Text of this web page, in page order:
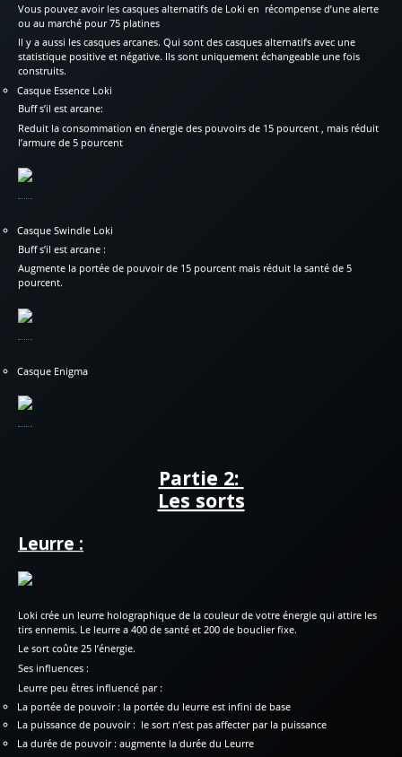
Vous pouvez avoir les casques alternatifs de Loki en récompense d’une alerte
ou au marché pour 75 platines
Il y a aussi les casques arcanes. Qui sont des casques alternatifs avec une
statistique positive et négative. Ils sont uniquement échangeable une fois
construits.
Casque Essence Loki
Buff s’il est arcane:
Reduit la consommation en énergie des pouvoirs de 15 pourcent , mais réduit
l’armure de 5 pourcent
Casque Swindle Loki
Buff s’il est arcane :
Augmente la portée de pouvoir de 15 pourcent mais réduit la santé de 5
pourcent.
Casque Enigma
Partie 2:
Les sorts
Leurre :
Loki crée un leurre holographique de la couleur de votre énergie qui attire les
tirs ennemis. Le leurre a 400 de santé et 200 de bouclier fixe.
Le sort coûte 25 l’énergie.
Ses influences :
Leurre peu êtres influencé par :
La portée de pouvoir : la portée du leurre est infini de base
La puissance de pouvoir : le sort n’est pas affecter par la puissance
La durée de pouvoir : augmente la durée du Leurre